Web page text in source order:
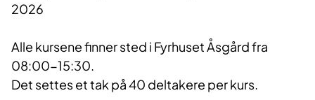
2026
Alle kursene finner sted i Fyrhuset Åsgård fra
08:00-15:30.
Det settes et tak på 40 deltakere per kurs.